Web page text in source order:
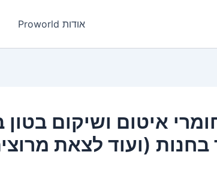
אודות Proworld
איטום ושיקום בטון
בחנות (ועוד לצאת